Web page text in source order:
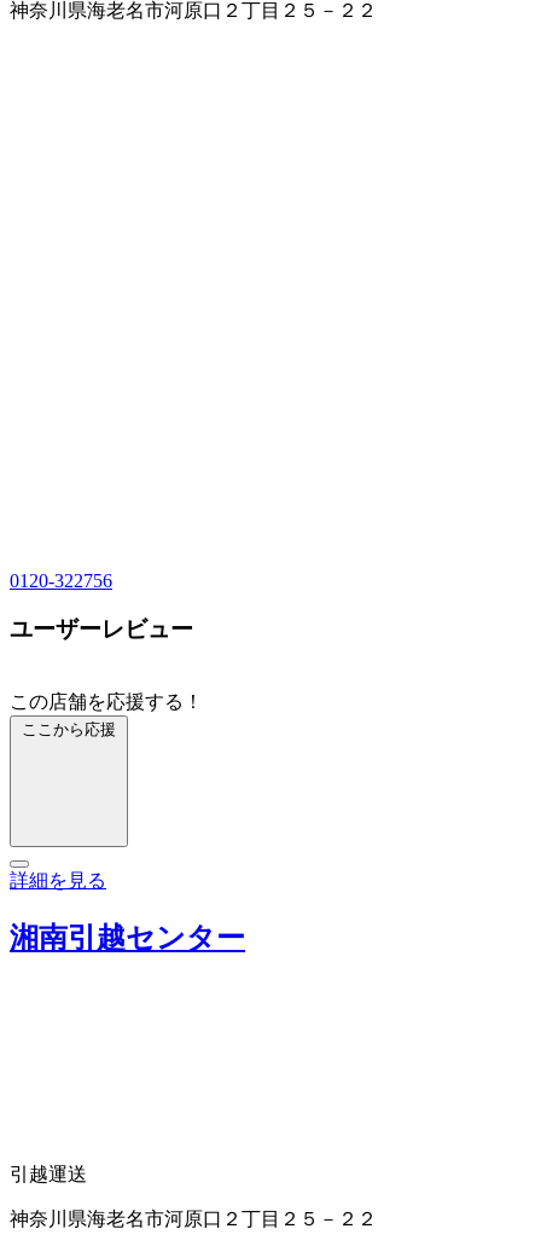
神奈川県海老名市河原口２丁目２５－２２
0120-322756
ユーザーレビュー
この店舗を応援する！
ここから応援
詳細を見る
湘南引越センター
引越運送
神奈川県海老名市河原口２丁目２５－２２